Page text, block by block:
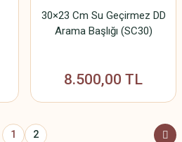
30×23 Cm Su Geçirmez DD
Arama Başlığı (SC30)
8.500,00 TL
1 2